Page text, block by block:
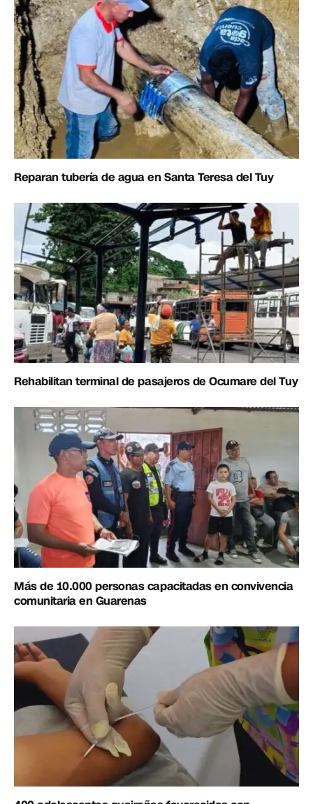
Reparan tubería de agua en Santa Teresa del Tuy
Rehabilitan terminal de pasajeros de Ocumare del Tuy
Más de 10.000 personas capacitadas en convivencia
comunitaria en Guarenas